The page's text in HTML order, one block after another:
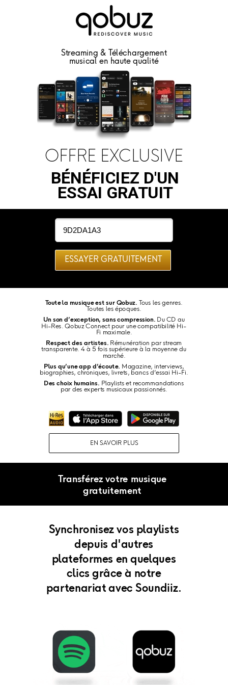
Synchronisez vos playlists
depuis d'autres
plateformes en quelques
clics grâce à notre
partenariat avec Soundiiz.
BÉNÉFICIEZ D'UN
ESSAI GRATUIT
OFFRE EXCLUSIVE
Streaming & Téléchargement
musical en haute qualité
ESSAYER GRATUITEMENT
EN SAVOIR PLUS
Toute la musique est sur Qobuz. Tous les genres.
Toutes les époques.
Un son d’exception, sans compression. Du CD au
Hi-Res. Qobuz Connect pour une compatibilité Hi-
Fi maximale.
Respect des artistes. Rémunération par stream
transparente. 4 à 5 fois supérieure à la moyenne du
marché.
Plus qu’une app d’écoute. Magazine, interviews,
biographies, chroniques, livrets, bancs d’essai Hi-Fi.
Des choix humains. Playlists et recommandations
par des experts musicaux passionnés.
Transférez votre musique
gratuitement